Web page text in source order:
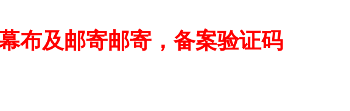
布及邮寄邮寄，备案验证码